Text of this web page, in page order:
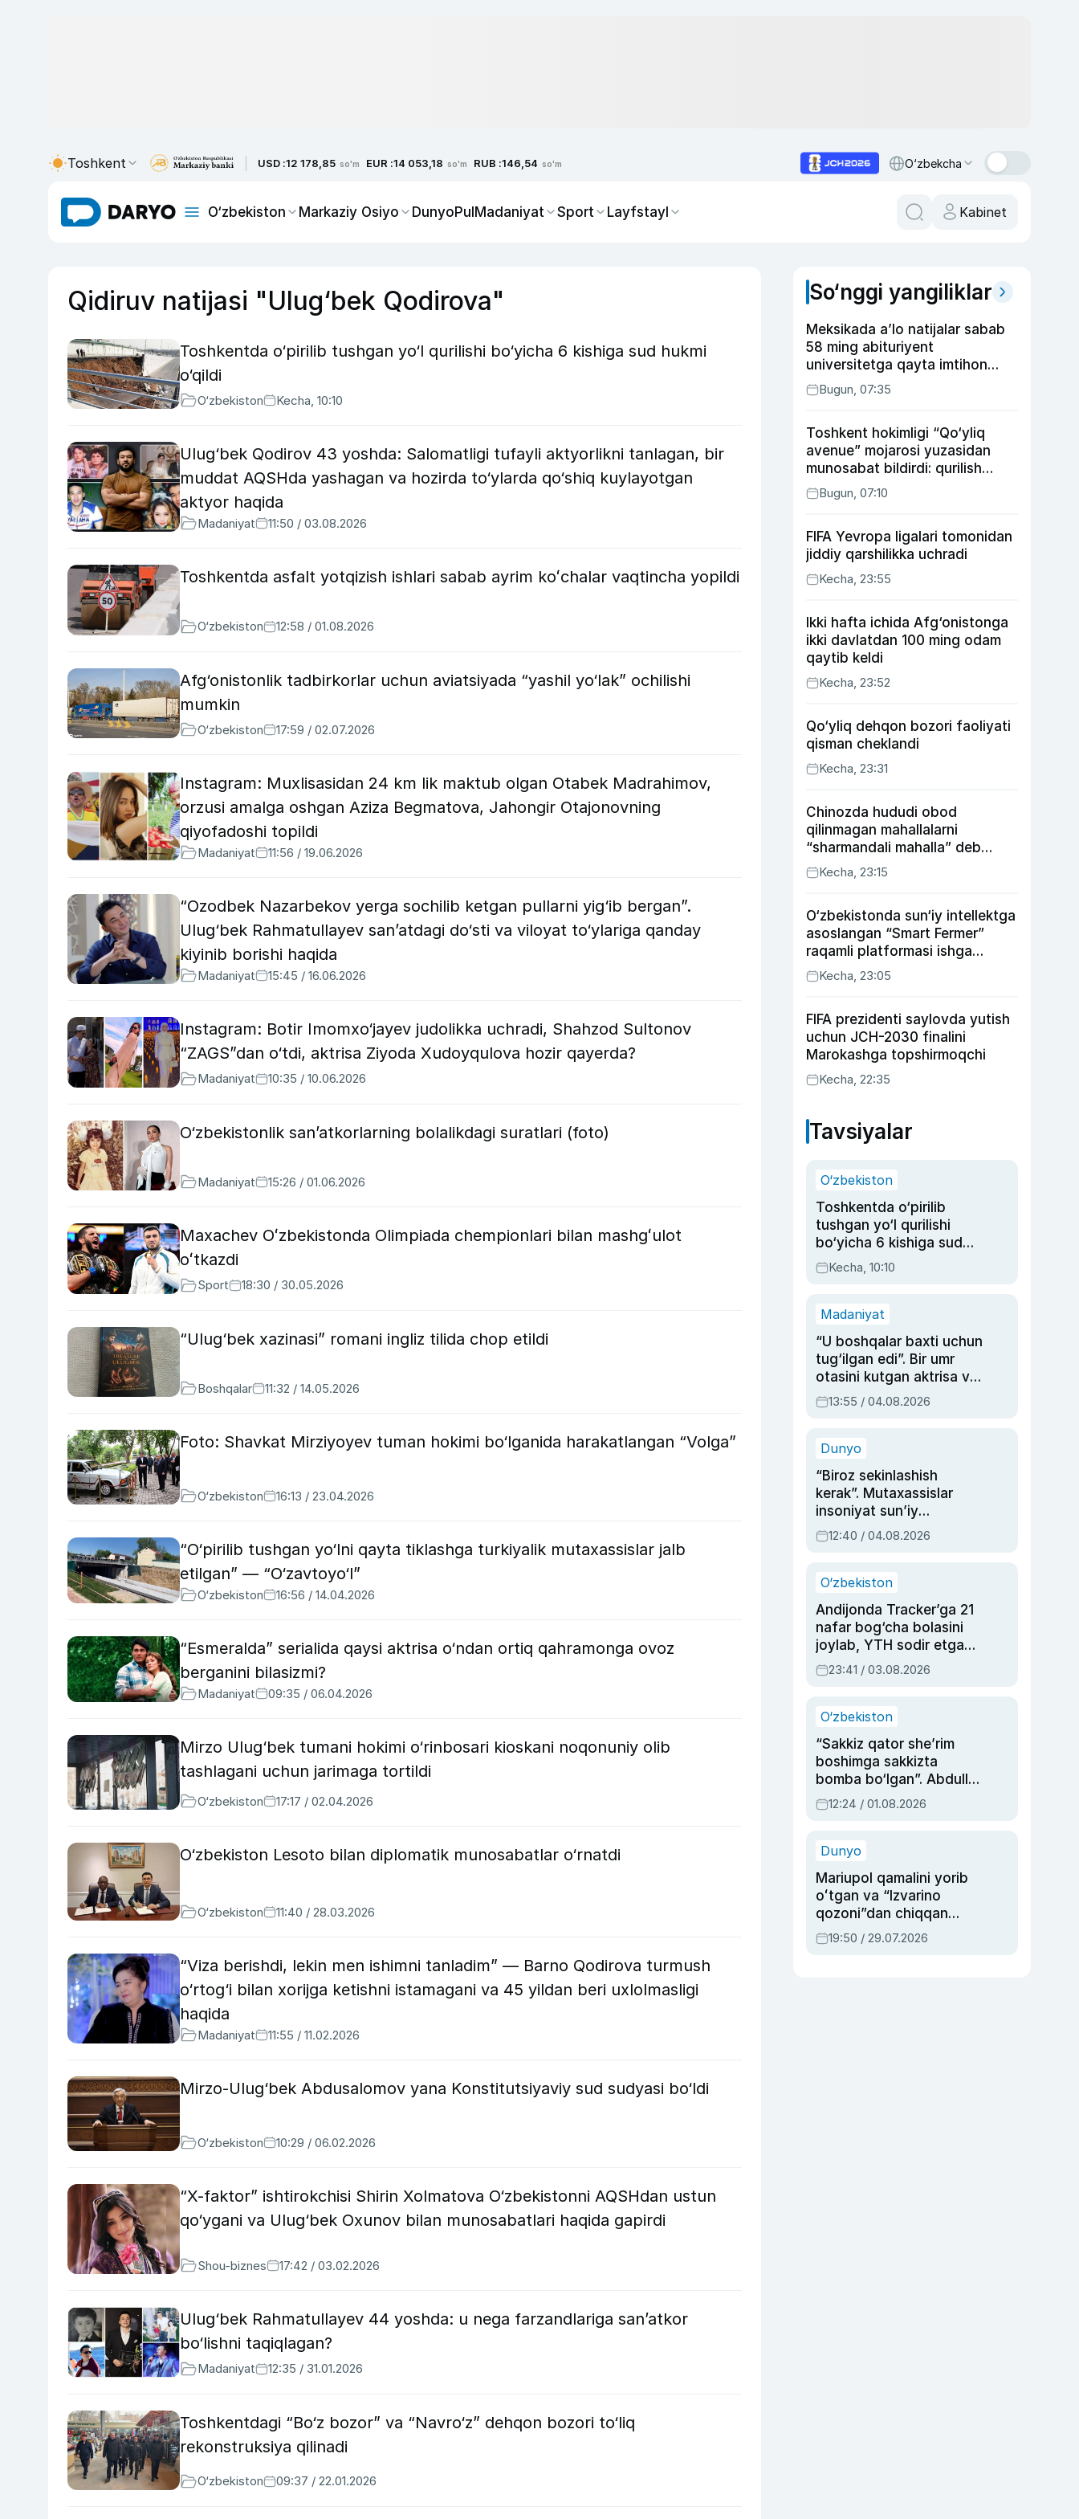
Toshkent USD :12 178,85 so'm EUR :14 053,18 so'm RUB :146,54 so'm O‘zbekcha
O‘zbekiston Markaziy Osiyo DunyoPulMadaniyat Sport Layfstayl Kabinet
Qidiruv natijasi "Ulug‘bek Qodirova"
Toshkentda o‘pirilib tushgan yo‘l qurilishi bo‘yicha 6 kishiga sud hukmi
o‘qildi
O‘zbekiston Kecha, 10:10
Ulug‘bek Qodirov 43 yoshda: Salomatligi tufayli aktyorlikni tanlagan, bir
muddat AQSHda yashagan va hozirda to‘ylarda qo‘shiq kuylayotgan
aktyor haqida
Madaniyat 11:50 / 03.08.2026
Toshkentda asfalt yotqizish ishlari sabab ayrim koʻchalar vaqtincha yopildi
O‘zbekiston 12:58 / 01.08.2026
Afg‘onistonlik tadbirkorlar uchun aviatsiyada “yashil yo‘lak” ochilishi
mumkin
O‘zbekiston 17:59 / 02.07.2026
Instagram: Muxlisasidan 24 km lik maktub olgan Otabek Madrahimov,
orzusi amalga oshgan Aziza Begmatova, Jahongir Otajonovning
qiyofadoshi topildi
Madaniyat 11:56 / 19.06.2026
“Ozodbek Nazarbekov yerga sochilib ketgan pullarni yig‘ib bergan”.
Ulug‘bek Rahmatullayev san’atdagi do‘sti va viloyat to‘ylariga qanday
kiyinib borishi haqida
Madaniyat 15:45 / 16.06.2026
Instagram: Botir Imomxo‘jayev judolikka uchradi, Shahzod Sultonov
“ZAGS”dan o‘tdi, aktrisa Ziyoda Xudoyqulova hozir qayerda?
Madaniyat 10:35 / 10.06.2026
O‘zbekistonlik san’atkorlarning bolalikdagi suratlari (foto)
Madaniyat 15:26 / 01.06.2026
Maxachev Oʻzbekistonda Olimpiada chempionlari bilan mashgʻulot
oʻtkazdi
Sport 18:30 / 30.05.2026
“Ulug‘bek xazinasi” romani ingliz tilida chop etildi
Boshqalar 11:32 / 14.05.2026
Foto: Shavkat Mirziyoyev tuman hokimi bo‘lganida harakatlangan “Volga”
O‘zbekiston 16:13 / 23.04.2026
“O‘pirilib tushgan yo‘lni qayta tiklashga turkiyalik mutaxassislar jalb
etilgan” — “O‘zavtoyo‘l”
O‘zbekiston 16:56 / 14.04.2026
“Esmeralda” serialida qaysi aktrisa o‘ndan ortiq qahramonga ovoz
berganini bilasizmi?
Madaniyat 09:35 / 06.04.2026
Mirzo Ulug‘bek tumani hokimi o‘rinbosari kioskani noqonuniy olib
tashlagani uchun jarimaga tortildi
O‘zbekiston 17:17 / 02.04.2026
O‘zbekiston Lesoto bilan diplomatik munosabatlar o‘rnatdi
O‘zbekiston 11:40 / 28.03.2026
“Viza berishdi, lekin men ishimni tanladim” — Barno Qodirova turmush
o‘rtog‘i bilan xorijga ketishni istamagani va 45 yildan beri uxlolmasligi
haqida
Madaniyat 11:55 / 11.02.2026
Mirzo-Ulug‘bek Abdusalomov yana Konstitutsiyaviy sud sudyasi bo‘ldi
O‘zbekiston 10:29 / 06.02.2026
“X-faktor” ishtirokchisi Shirin Xolmatova O‘zbekistonni AQSHdan ustun
qo‘ygani va Ulug‘bek Oxunov bilan munosabatlari haqida gapirdi
Shou-biznes 17:42 / 03.02.2026
Ulug‘bek Rahmatullayev 44 yoshda: u nega farzandlariga san’atkor
bo‘lishni taqiqlagan?
Madaniyat 12:35 / 31.01.2026
Toshkentdagi “Bo‘z bozor” va “Navro‘z” dehqon bozori to‘liq
rekonstruksiya qilinadi
O‘zbekiston 09:37 / 22.01.2026
So‘nggi yangiliklar
Meksikada a’lo natijalar sabab
58 ming abituriyent
universitetga qayta imtihon
topshiradi
Bugun, 07:35
Toshkent hokimligi “Qo‘yliq
avenue” mojarosi yuzasidan
munosabat bildirdi: qurilish
ishlarining 53 foizi yakunlangan
Bugun, 07:10
FIFA Yevropa ligalari tomonidan
jiddiy qarshilikka uchradi
Kecha, 23:55
Ikki hafta ichida Afg‘onistonga
ikki davlatdan 100 ming odam
qaytib keldi
Kecha, 23:52
Qo‘yliq dehqon bozori faoliyati
qisman cheklandi
Kecha, 23:31
Chinozda hududi obod
qilinmagan mahallalarni
“sharmandali mahalla” deb
belgilash boshlandi
Kecha, 23:15
O‘zbekistonda sun‘iy intellektga
asoslangan “Smart Fermer”
raqamli platformasi ishga
tushiriladi
Kecha, 23:05
FIFA prezidenti saylovda yutish
uchun JCH-2030 finalini
Marokashga topshirmoqchi
Kecha, 22:35
Tavsiyalar
O‘zbekiston
Toshkentda o‘pirilib
tushgan yo‘l qurilishi
bo‘yicha 6 kishiga sud
hukmi o‘qildi
Kecha, 10:10
Madaniyat
“U boshqalar baxti uchun
tug‘ilgan edi”. Bir umr
otasini kutgan aktrisa va
dublyaj ustasi Rimma
Ahmedovaning
13:55 / 04.08.2026
Dunyo
“Biroz sekinlashish
kerak”. Mutaxassislar
insoniyat sun’iy
intellektni boshqara
olmay qolishidan xavotir
12:40 / 04.08.2026
O‘zbekiston
Andijonda Tracker’ga 21
nafar bog‘cha bolasini
joylab, YTH sodir etgan
ayolga sud hukmi o‘qildi
23:41 / 03.08.2026
O‘zbekiston
“Sakkiz qator she’rim
boshimga sakkizta
bomba bo‘lgan”. Abdulla
Oripovni siyosiy
ayblovlardan asrab
12:24 / 01.08.2026
Dunyo
Mariupol qamalini yorib
oʻtgan va “Izvarino
qozoni”dan chiqqan
qahramon — Ukraina
armiyasi bosh
19:50 / 29.07.2026